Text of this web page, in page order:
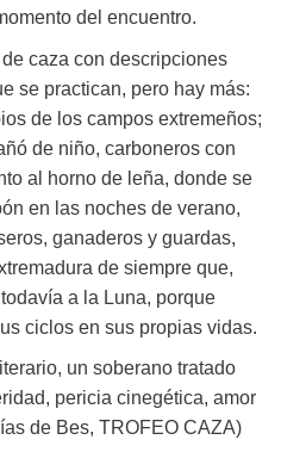
del encuentro.
caza con descripciones
se practican, pero hay más:
de los campos extremeños;
de niño, carboneros con
al horno de leña, donde se
en las noches de verano,
ganaderos y guardas,
de siempre que,
a la Luna, porque
ciclos en sus propias vidas.
un soberano tratado
pericia cinegética, amor
de Bes, TROFEO CAZA)